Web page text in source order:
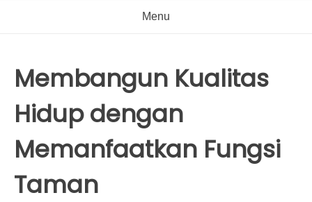
Menu
Membangun Kualitas
Hidup dengan
Memanfaatkan Fungsi
Taman